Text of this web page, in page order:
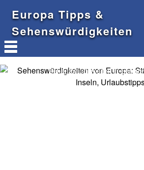
Europa Tipps &
Sehenswürdigkeiten
Sehenswürdigkeiten in Europa